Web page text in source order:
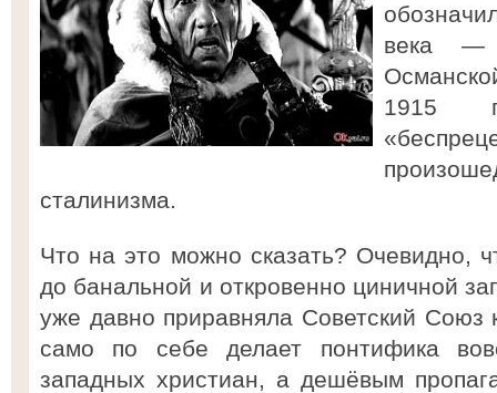
века —
1915
сталинизма.
Что на это можно сказать? Очевидно,
до банальной и откровенно циничной
уже давно приравняла Советский Союз
само по себе делает понтифика
западных христиан, а дешёвым